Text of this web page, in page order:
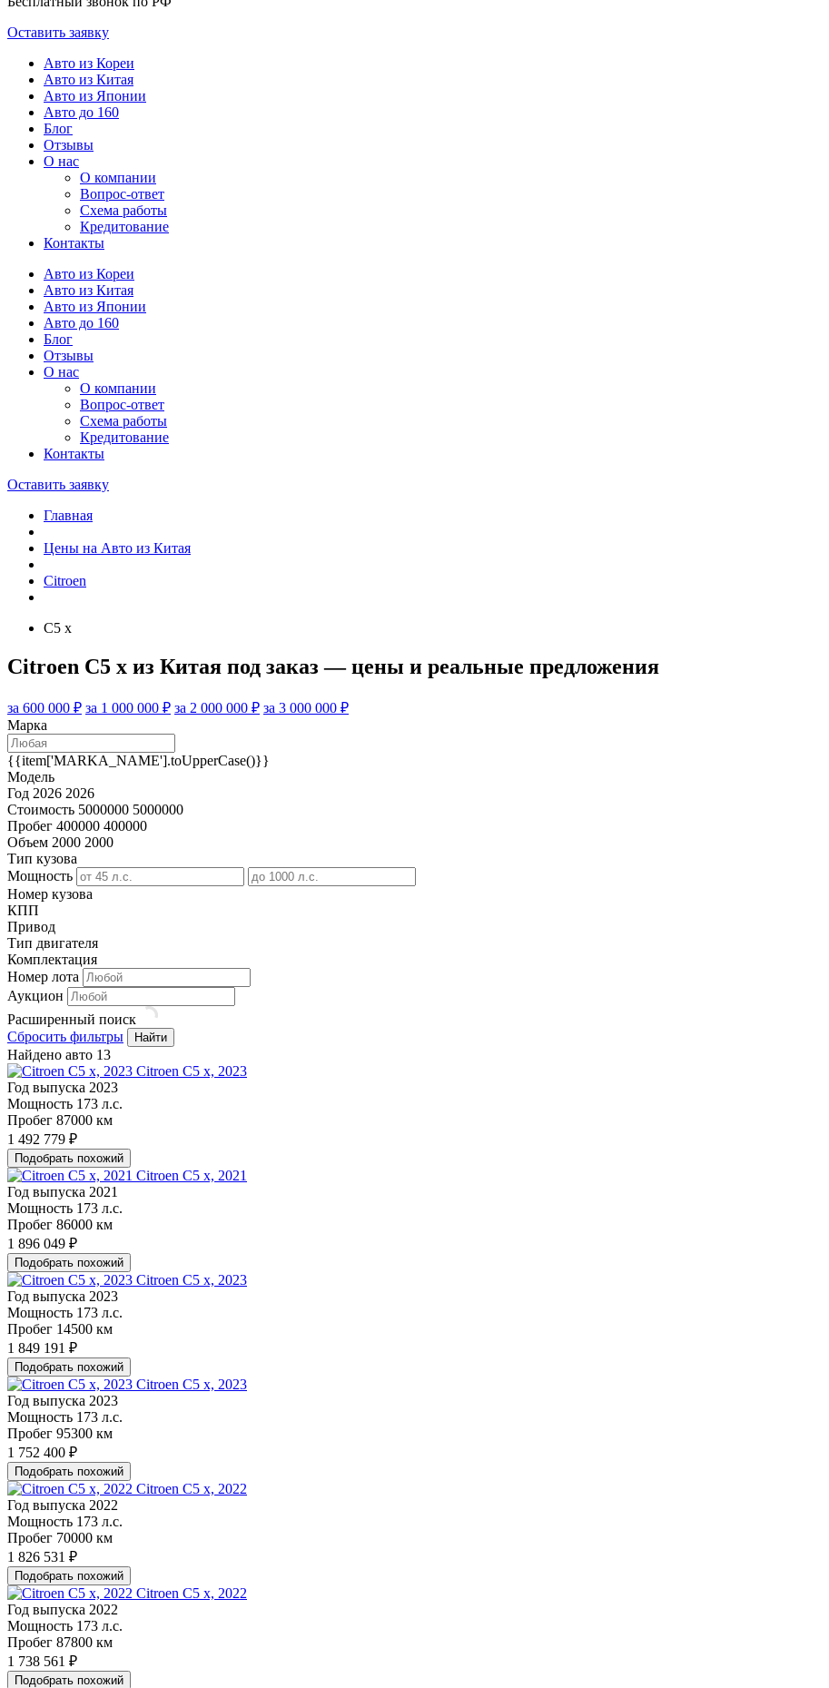
Оставить заявку
Авто из Кореи
Авто из Китая
Авто из Японии
Авто до 160
Блог
Отзывы
О нас
О компании
Вопрос-ответ
Схема работы
Кредитование
Контакты
Авто из Кореи
Авто из Китая
Авто из Японии
Авто до 160
Блог
Отзывы
О нас
О компании
Вопрос-ответ
Схема работы
Кредитование
Контакты
Оставить заявку
Главная
Цены на Авто из Китая
Citroen
C5 x
Citroen C5 x из Китая под заказ — цены и реальные предложения
за 600 000 ₽ за 1 000 000 ₽ за 2 000 000 ₽ за 3 000 000 ₽
Марка
{{item['MARKA_NAME'].toUpperCase()}}
Модель
Год 2026 2026
Стоимость 5000000 5000000
Пробег 400000 400000
Объем 2000 2000
Тип кузова
Мощность
Номер кузова
КПП
Привод
Тип двигателя
Комплектация
Номер лота
Аукцион
Расширенный поиск
Сбросить фильтры
Найти
Найдено авто 13
Citroen C5 x, 2023
Год выпуска 2023
Мощность 173 л.с.
Пробег 87000 км
1 492 779 ₽
Подобрать похожий
Citroen C5 x, 2021
Год выпуска 2021
Мощность 173 л.с.
Пробег 86000 км
1 896 049 ₽
Подобрать похожий
Citroen C5 x, 2023
Год выпуска 2023
Мощность 173 л.с.
Пробег 14500 км
1 849 191 ₽
Подобрать похожий
Citroen C5 x, 2023
Год выпуска 2023
Мощность 173 л.с.
Пробег 95300 км
1 752 400 ₽
Подобрать похожий
Citroen C5 x, 2022
Год выпуска 2022
Мощность 173 л.с.
Пробег 70000 км
1 826 531 ₽
Подобрать похожий
Citroen C5 x, 2022
Год выпуска 2022
Мощность 173 л.с.
Пробег 87800 км
1 738 561 ₽
Подобрать похожий